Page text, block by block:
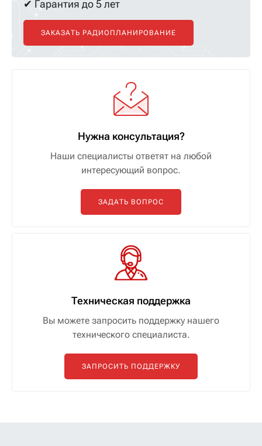
✔ Гарантия до 5 лет
ЗАКАЗАТЬ РАДИОПЛАНИРОВАНИЕ
Нужна консультация?
Наши специалисты ответят на любой
интересующий вопрос.
ЗАДАТЬ ВОПРОС
Техническая поддержка
Вы можете запросить поддержку нашего
технического специалиста.
ЗАПРОСИТЬ ПОДДЕРЖКУ